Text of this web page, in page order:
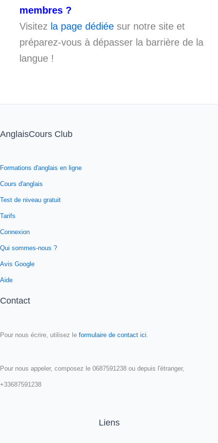
membres ?
Visitez la page dédiée sur notre site et
préparez-vous à dépasser la barrière de la
langue !
AnglaisCours Club
Formations d'anglais en ligne
Cours d'anglais
Test de niveau gratuit
Tarifs
Connexion
Qui sommes-nous ?
Avis Google
Aide
Contact
Pour nous écrire, utilisez le formulaire de contact ici
Pour nous appeler, composez le 0687591238 ou depuis l'étranger,
+33687591238
Liens